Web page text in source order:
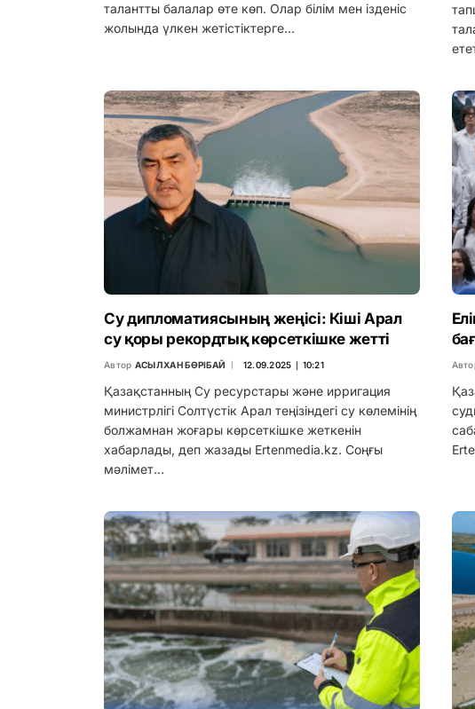
талантты балалар өте көп. Олар білім мен ізденіс
жолында үлкен жетістіктерге…
Су дипломатиясының жеңісі: Кіші Арал
су қоры рекордтық көрсеткішке жетті
Автор АСЫЛХАН БӨРІБАЙ 12.09.2025 ∣ 10:21
Қазақстанның Су ресурстары және ирригация
министрлігі Солтүстік Арал теңізіндегі су көлемінің
болжамнан жоғары көрсеткішке жеткенін
хабарлады, деп жазады Ertenmedia.kz. Соңғы
мәлімет…